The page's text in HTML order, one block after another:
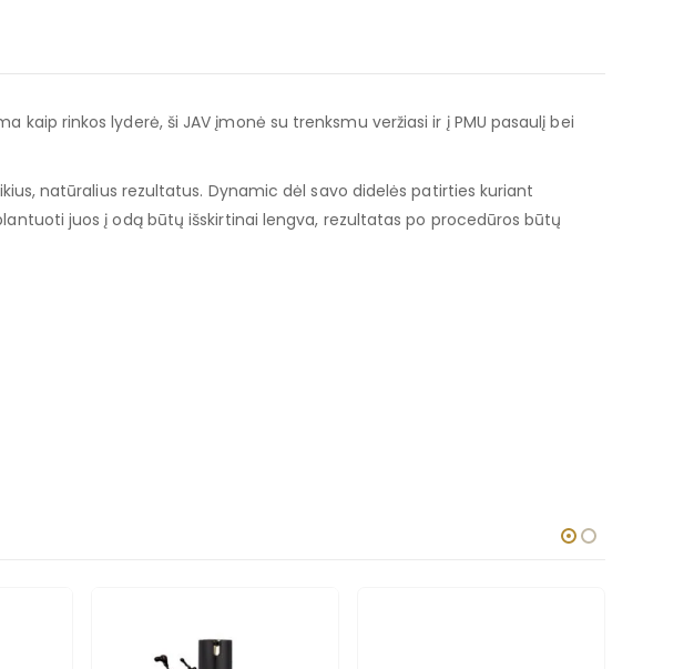
rinkos lyderė, ši JAV įmonė su trenksmu veržiasi ir į PMU pasaulį bei
natūralius rezultatus. Dynamic dėl savo didelės patirties kuriant
juos į odą būtų išskirtinai lengva, rezultatas po procedūros būtų